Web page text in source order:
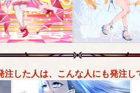
注した人は、こんな人にも発注し